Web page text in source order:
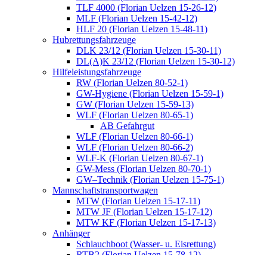
TLF 4000 (Florian Uelzen 15-26-12)
MLF (Florian Uelzen 15-42-12)
HLF 20 (Florian Uelzen 15-48-11)
Hubrettungsfahrzeuge
DLK 23/12 (Florian Uelzen 15-30-11)
DL(A)K 23/12 (Florian Uelzen 15-30-12)
Hilfeleistungsfahrzeuge
RW (Florian Uelzen 80-52-1)
GW-Hygiene (Florian Uelzen 15-59-1)
GW (Florian Uelzen 15-59-13)
WLF (Florian Uelzen 80-65-1)
AB Gefahrgut
WLF (Florian Uelzen 80-66-1)
WLF (Florian Uelzen 80-66-2)
WLF-K (Florian Uelzen 80-67-1)
GW-Mess (Florian Uelzen 80-70-1)
GW–Technik (Florian Uelzen 15-75-1)
Mannschaftstransportwagen
MTW (Florian Uelzen 15-17-11)
MTW JF (Florian Uelzen 15-17-12)
MTW KF (Florian Uelzen 15-17-13)
Anhänger
Schlauchboot (Wasser- u. Eisrettung)